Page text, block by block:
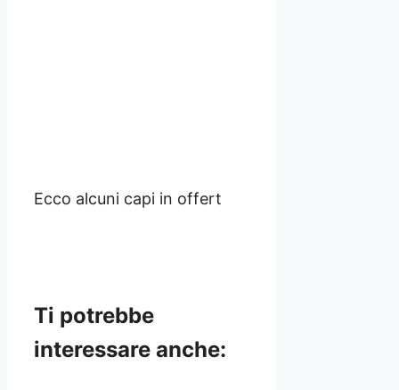
Ecco alcuni capi in offert
Ti potrebbe
interessare anche: